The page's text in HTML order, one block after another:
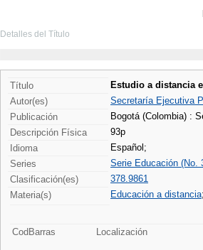
Detalles del Título
Título
Estudio a distancia
Autor(es)
Secretaría Ejecutiva
Publicación
Bogotá (Colombia) :
Descripción Física
93p
Idioma
Español;
Series
Serie Educación (No.
Clasificación(es)
378.9861
Materia(s)
Educación a distancia
CodBarras Localización